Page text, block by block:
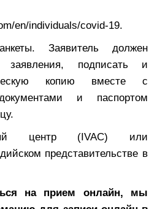
en/individuals/covid-19.
Заявитель должен
заявления, подписать и
копию вместе с
и паспортом
центр (IVAC) или
представительстве в
на прием онлайн, мы